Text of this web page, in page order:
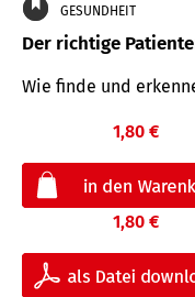
GESUNDHEIT
Der richtige
Wie finde und
1,80 €
1,80 €